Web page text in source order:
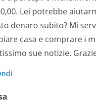
Lei potrebbe
denaro subito? Mi
casa e comprare i
sue notizie.